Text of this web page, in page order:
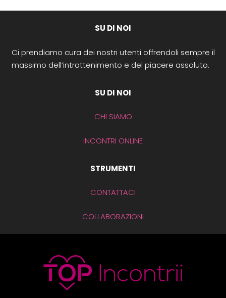
SU DI NOI
Ci prendiamo cura dei nostri utenti offrendoli sempre il
massimo dell’intrattenimento e del piacere assoluto.
SU DI NOI
CHI SIAMO
INCONTRI ONLINE
STRUMENTI
CONTATTACI
COLLABORAZIONI